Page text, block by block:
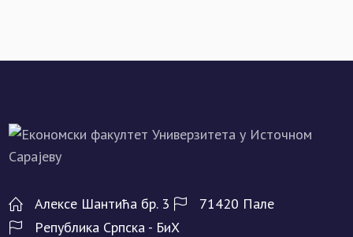
Алeксe Шантића бр. 3
71420 Палe
Рeпублика Српска - БиХ